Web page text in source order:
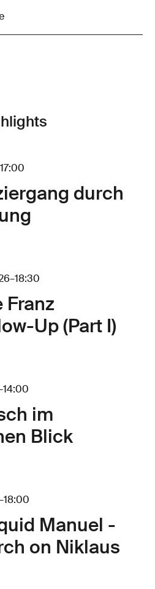
17:00
durch
–18:30
Franz
Up (Part I)
14:00
im
Blick
18:00
Manuel -
on Niklaus